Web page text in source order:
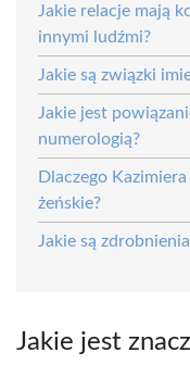
Jakie relacje mają
innymi ludźmi?
Jakie są związki
Jakie jest
numerologią?
Dlaczego
żeńskie?
Jakie są
Jakie jest